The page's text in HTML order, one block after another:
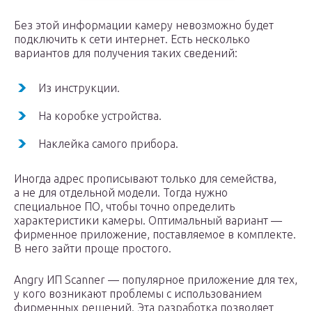
Без этой информации камеру невозможно будет
подключить к сети интернет. Есть несколько
вариантов для получения таких сведений:
Из инструкции.
На коробке устройства.
Наклейка самого прибора.
Иногда адрес прописывают только для семейства,
а не для отдельной модели. Тогда нужно
специальное ПО, чтобы точно определить
характеристики камеры. Оптимальный вариант —
фирменное приложение, поставляемое в комплекте.
В него зайти проще простого.
Angry ИП Scanner — популярное приложение для тех,
у кого возникают проблемы с использованием
фирменных решений. Эта разработка позволяет